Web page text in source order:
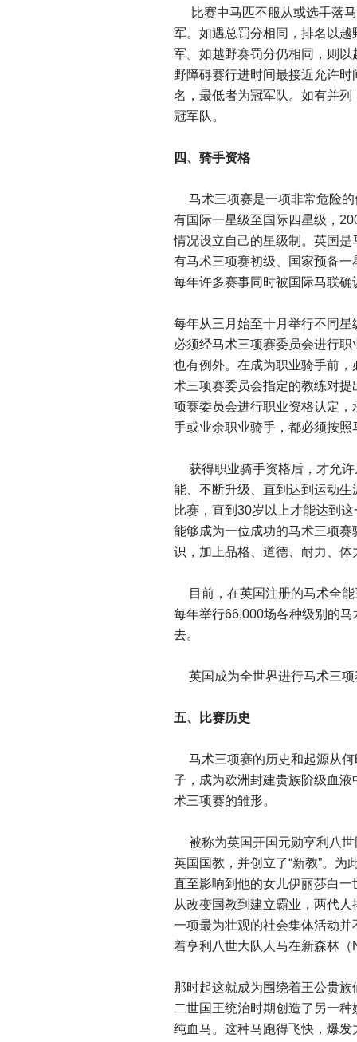
比赛中马匹不服从或选手落
军。如遇总罚分相同，排名以
军。如越野赛罚分仍相同，则
野障碍赛行进时间最接近允许
名，最低者为冠军队。如有并
冠军队。
四、骑手资格
马术三项赛是一项非常危险
有国际一星级至国际四星级，
情况设立自己的星级制。英国
有马术三项赛初级、国家预备
每年许多赛事同时被国际马联
每年从三月始至十月举行不同
必须经马术三项赛委员会进行
也有例外。在成为职业骑手前
术三项赛委员会指定的教练对
项赛委员会进行职业资格认定
手或业余职业骑手，都必须按
获得职业骑手资格后，才允
能、不断升级、直到达到运动
比赛，直到30岁以上才能达到
能够成为一位成功的马术三项
识，加上品格、道德、耐力、
目前，在英国注册的马术全
每年举行66,000场各种级别的
去。
英国成为全世界进行马术三
五、比赛历史
马术三项赛的历史和起源从
子，成为欧洲封建贵族阶级血
术三项赛的雏形。
被称为英国开国元勋亨利八
英国国教，并创立了“新教”。
直至影响到他的女儿伊丽莎白
从改变国教到建立霸业，两代
一项最为壮观的社会集体活动
着亨利八世大队人马在新森林
那时起这就成为围绕着王公贵
二世国王统治时期创造了另一
纯血马。这种马跑得飞快，爆